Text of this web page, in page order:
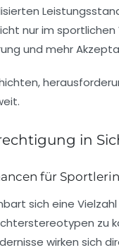
nur im
und mehr
in
für
sich eine
zu
wirken sich